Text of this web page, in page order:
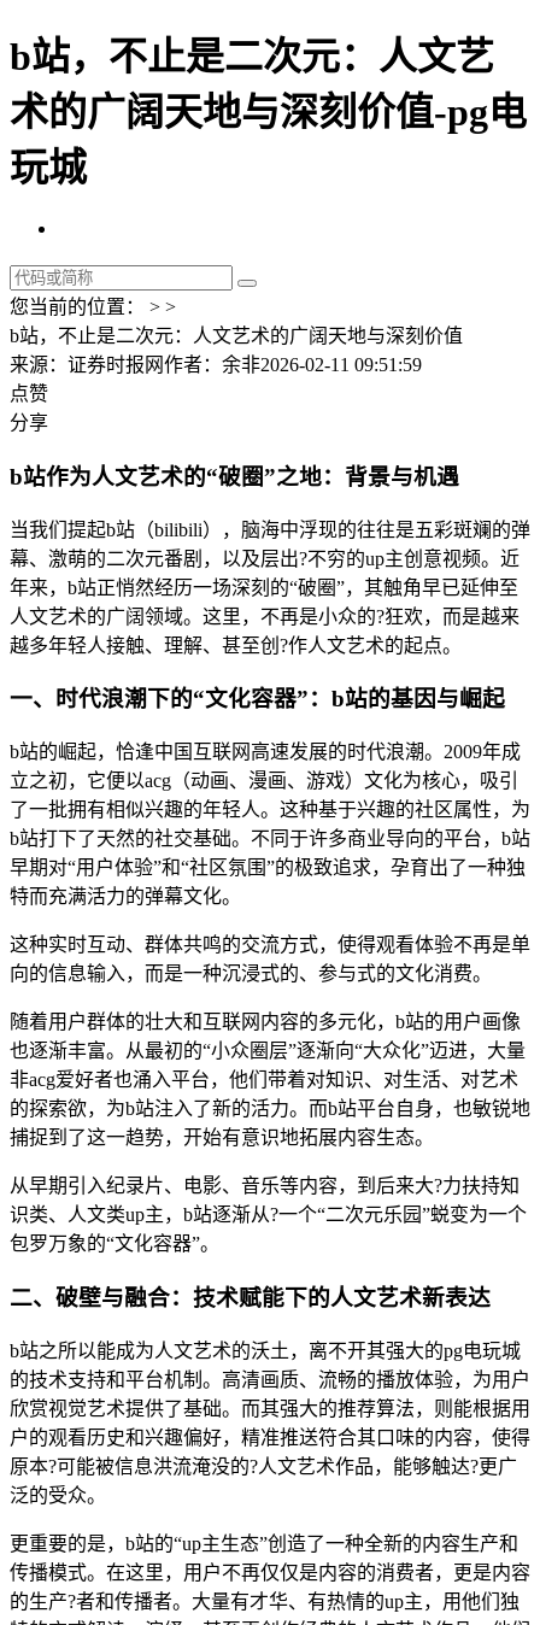
b站，不止是二次元：人文艺
术的广阔天地与深刻价值-pg电
玩城
您当前的位置： > >
b站，不止是二次元：人文艺术的广阔天地与深刻价值
来源：证券时报网作者：余非2026-02-11 09:51:59
点赞
分享
b站作为人文艺术的“破圈”之地：背景与机遇
当我们提起b站（bilibili），脑海中浮现的往往是五彩斑斓的弹
幕、激萌的二次元番剧，以及层出?不穷的up主创意视频。近
年来，b站正悄然经历一场深刻的“破圈”，其触角早已延伸至
人文艺术的广阔领域。这里，不再是小众的?狂欢，而是越来
越多年轻人接触、理解、甚至创?作人文艺术的起点。
一、时代浪潮下的“文化容器”：b站的基因与崛起
b站的崛起，恰逢中国互联网高速发展的时代浪潮。2009年成
立之初，它便以acg（动画、漫画、游戏）文化为核心，吸引
了一批拥有相似兴趣的年轻人。这种基于兴趣的社区属性，为
b站打下了天然的社交基础。不同于许多商业导向的平台，b站
早期对“用户体验”和“社区氛围”的极致追求，孕育出了一种独
特而充满活力的弹幕文化。
这种实时互动、群体共鸣的交流方式，使得观看体验不再是单
向的信息输入，而是一种沉浸式的、参与式的文化消费。
随着用户群体的壮大和互联网内容的多元化，b站的用户画像
也逐渐丰富。从最初的“小众圈层”逐渐向“大众化”迈进，大量
非acg爱好者也涌入平台，他们带着对知识、对生活、对艺术
的探索欲，为b站注入了新的活力。而b站平台自身，也敏锐地
捕捉到了这一趋势，开始有意识地拓展内容生态。
从早期引入纪录片、电影、音乐等内容，到后来大?力扶持知
识类、人文类up主，b站逐渐从?一个“二次元乐园”蜕变为一个
包罗万象的“文化容器”。
二、破壁与融合：技术赋能下的人文艺术新表达
b站之所以能成为人文艺术的沃土，离不开其强大的pg电玩城
的技术支持和平台机制。高清画质、流畅的播放体验，为用户
欣赏视觉艺术提供了基础。而其强大的推荐算法，则能根据用
户的观看历史和兴趣偏好，精准推送符合其口味的内容，使得
原本?可能被信息洪流淹没的?人文艺术作品，能够触达?更广
泛的受众。
更重要的是，b站的“up主生态”创造了一种全新的内容生产和
传播模式。在这里，用户不再仅仅是内容的消费者，更是内容
的生产?者和传播者。大量有才华、有热情的up主，用他们独